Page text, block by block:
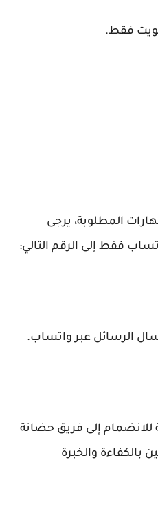
فقط.
المطلوبة، يرجى
فقط إلى الرقم التالي:
الرسائل عبر واتساب.
للانضمام إلى فريق حضانة
بالكفاءة والخبرة